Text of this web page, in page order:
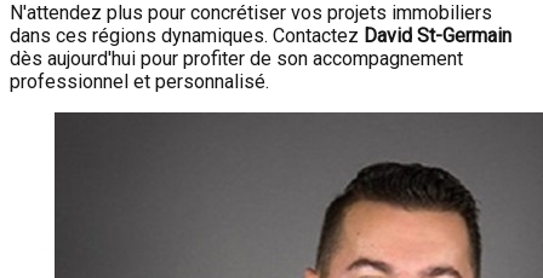
N'attendez plus pour concrétiser vos projets immobiliers
dans ces régions dynamiques. Contactez David St-Germain
dès aujourd'hui pour profiter de son accompagnement
professionnel et personnalisé.